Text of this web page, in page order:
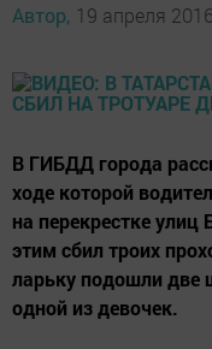
Автор, 19 апреля
В ГИБДД города
ходе которой
на перекрестке
этим сбил троих
ларьку подошли две
одной из девочек.